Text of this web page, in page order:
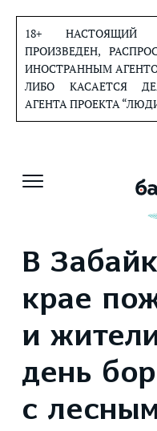
содержанию
18+ НАСТОЯЩИЙ
ПРОИЗВЕДЕН,
ИНОСТРАННЫМ
ЛИБО КАСАЕТСЯ
АГЕНТА ПРОЕКТА
В
крае
и
день
с